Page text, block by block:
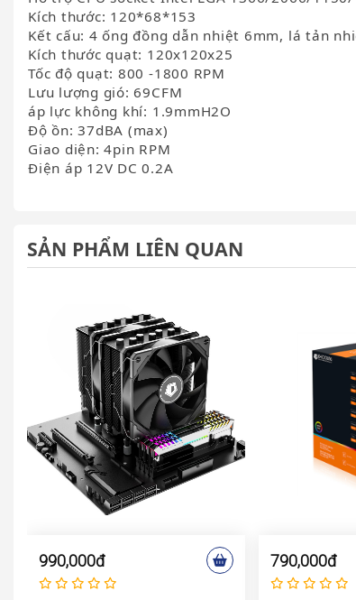
Kích thước: 120*68*153
Kết cấu: 4 ống đồng dẫn nhiệt 6mm, lá tản
Kích thước quạt: 120x120x25
Tốc độ quạt: 800 -1800 RPM
Lưu lượng gió: 69CFM
áp lực không khí: 1.9mmH2O
Độ ồn: 37dBA (max)
Giao diện: 4pin RPM
Điện áp 12V DC 0.2A
SẢN PHẨM LIÊN QUAN
990,000đ 790,000đ